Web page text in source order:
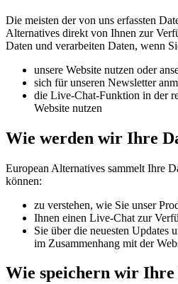
Die meisten der von uns erfassten
Alternatives direkt von Ihnen zur
Daten und verarbeiten Daten, wenn
unsere Website nutzen oder
sich für unseren Newsletter
die Live-Chat-Funktion in der
Website nutzen
Wie werden wir Ihre
European Alternatives sammelt Ihre
können:
zu verstehen, wie Sie unser
Ihnen einen Live-Chat zur
Sie über die neuesten Updates
im Zusammenhang mit der
Wie speichern wir Ihre